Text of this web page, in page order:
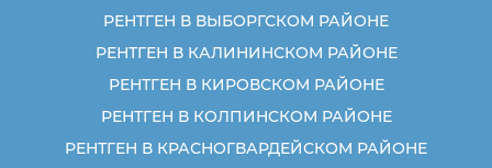
РЕНТГЕН В ВЫБОРГСКОМ РАЙОНЕ
РЕНТГЕН В КАЛИНИНСКОМ РАЙОНЕ
РЕНТГЕН В КИРОВСКОМ РАЙОНЕ
РЕНТГЕН В КОЛПИНСКОМ РАЙОНЕ
РЕНТГЕН В КРАСНОГВАРДЕЙСКОМ РАЙОНЕ